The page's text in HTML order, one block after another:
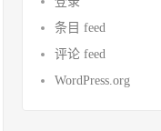
条目 feed
评论 feed
WordPress.org